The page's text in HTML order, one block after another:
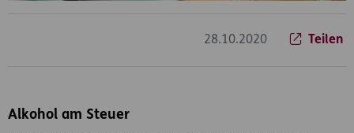
28.10.2020 Teilen
Alkohol am Steuer